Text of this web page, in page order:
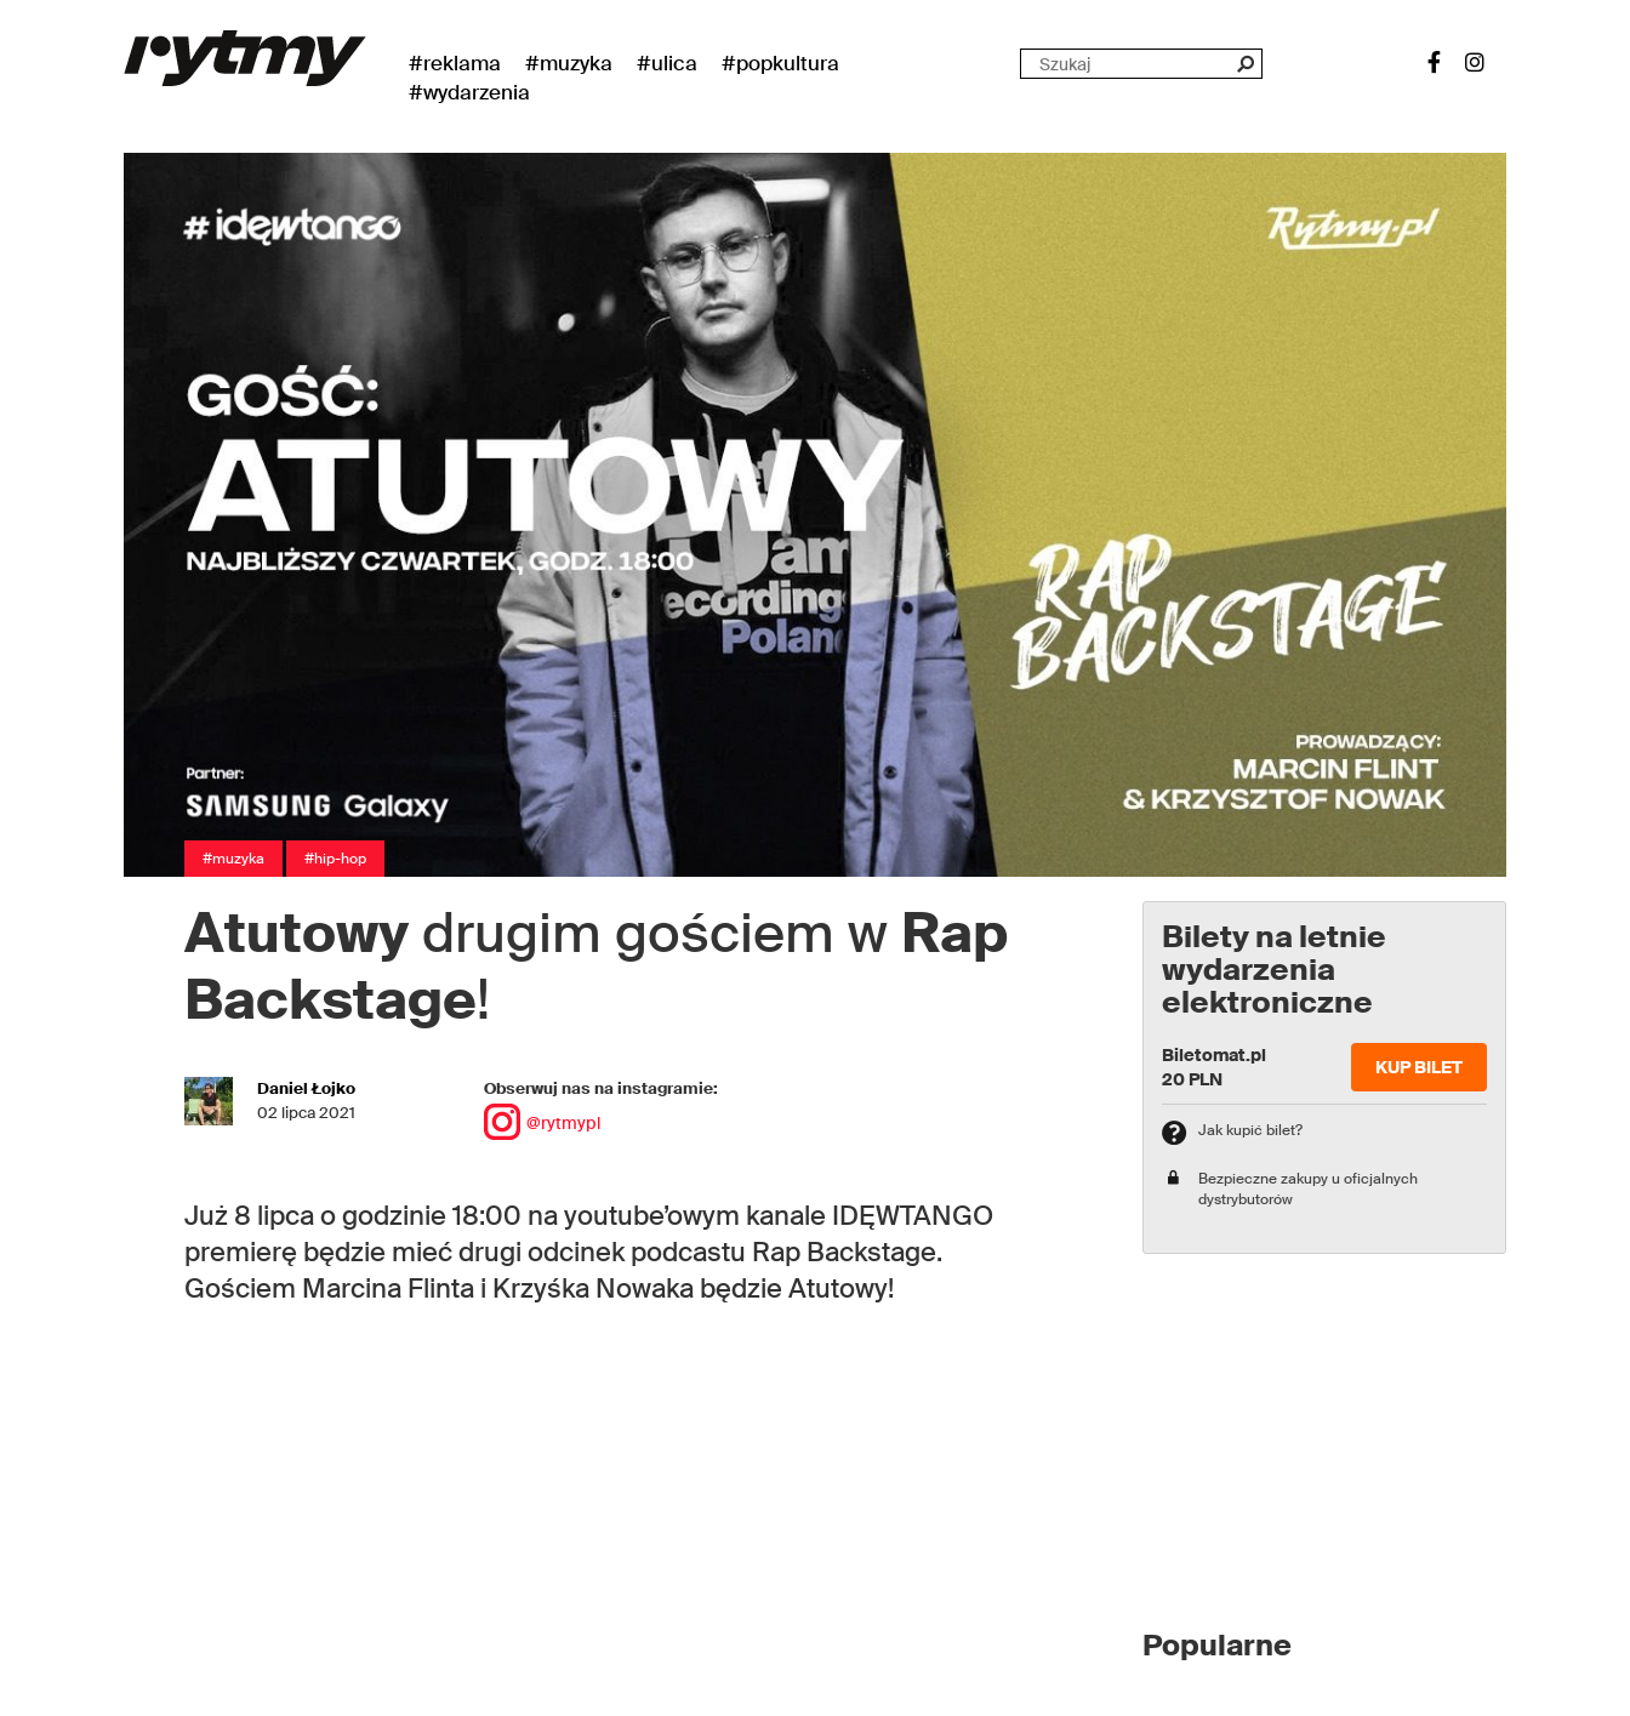
#reklama #muzyka #ulica
#popkultura
#wydarzenia
#muzyka #hip-hop
Atutowydrugim gościem w Rap
Backstage!
Daniel Łojko
02 lipca 2021
Obserwuj nas na instagramie:
@rytmypl
Już 8 lipca o godzinie 18:00 na youtube’owym kanale IDĘWTANGO
premierę będzie mieć drugi odcinek podcastu Rap Backstage.
Gościem Marcina Flinta i Krzyśka Nowaka będzie Atutowy!
Bilety na letnie
wydarzenia
elektroniczne
Biletomat.pl
20 PLN
KUP BILET
Jak kupić bilet?
Bezpieczne zakupy u oficjalnych
dystrybutorów
Popularne